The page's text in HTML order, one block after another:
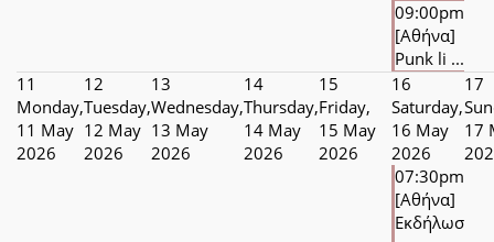
09:00pm
[Αθήνα]
Punk li ...
11
Monday,
11 May
2026
12
Tuesday,
12 May
2026
13
Wednesday,
13 May
2026
14
Thursday,
14 May
2026
15
Friday,
15 May
2026
16
Saturday,
16 May
2026
07:30pm
[Αθήνα]
Εκδήλωσ
17
17